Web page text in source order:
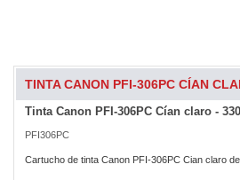
TINTA CANON PFI-306PC CÍAN
Tinta Canon PFI-306PC Cían claro -
PFI306PC
Cartucho de tinta Canon PFI-306PC Cian claro de
Skip
the
end
Skip
the
beginning